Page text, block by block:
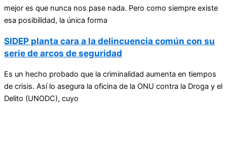
mejor es que nunca nos pase nada. Pero como siempre existe
esa posibilidad, la única forma
SIDEP planta cara a la delincuencia común con su
serie de arcos de seguridad
Es un hecho probado que la criminalidad aumenta en tiempos
de crisis. Así lo asegura la oficina de la ONU contra la Droga y el
Delito (UNODC), cuyo